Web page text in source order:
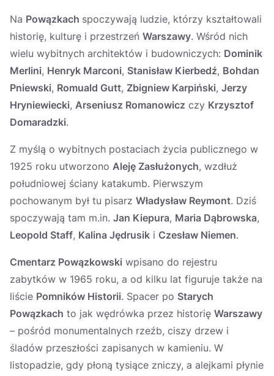
Na Powązkach spoczywają ludzie, którzy kształtowali
historię, kulturę i przestrzeń Warszawy. Wśród nich
wielu wybitnych architektów i budowniczych: Dominik
Merlini, Henryk Marconi, Stanisław Kierbedź, Bohdan
Pniewski, Romuald Gutt, Zbigniew Karpiński, Jerzy
Hryniewiecki, Arseniusz Romanowicz czy Krzysztof
Domaradzki.
Z myślą o wybitnych postaciach życia publicznego w
1925 roku utworzono Aleję Zasłużonych, wzdłuż
południowej ściany katakumb. Pierwszym
pochowanym był tu pisarz Władysław Reymont. Dziś
spoczywają tam m.in. Jan Kiepura, Maria Dąbrowska,
Leopold Staff, Kalina Jędrusik i Czesław Niemen.
Cmentarz Powązkowski wpisano do rejestru
zabytków w 1965 roku, a od kilku lat figuruje także na
liście Pomników Historii. Spacer po Starych
Powązkach to jak wędrówka przez historię Warszawy
– pośród monumentalnych rzeźb, ciszy drzew i
śladów przeszłości zapisanych w kamieniu. W
listopadzie, gdy płoną tysiące zniczy, a alejkami płynie